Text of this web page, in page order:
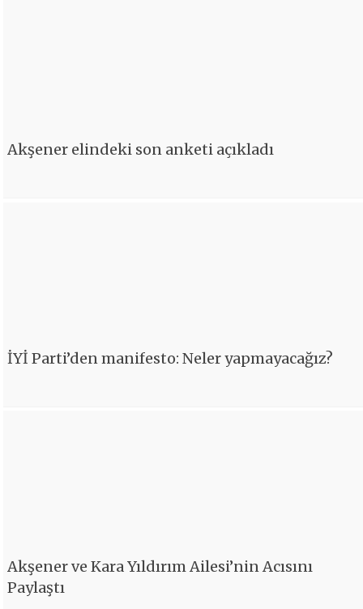
Akşener elindeki son anketi açıkladı
İYİ Parti’den manifesto: Neler yapmayacağız?
Akşener ve Kara Yıldırım Ailesi’nin Acısını
Paylaştı